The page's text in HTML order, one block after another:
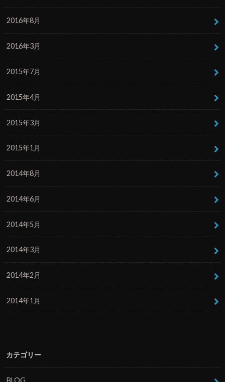
2016年8月
2016年3月
2015年7月
2015年4月
2015年3月
2015年1月
2014年8月
2014年6月
2014年5月
2014年3月
2014年2月
2014年1月
カテゴリー